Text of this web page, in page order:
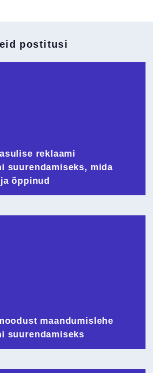
postitusi
reklaami
suurendamiseks, mida
õppinud
maandumislehe
suurendamiseks